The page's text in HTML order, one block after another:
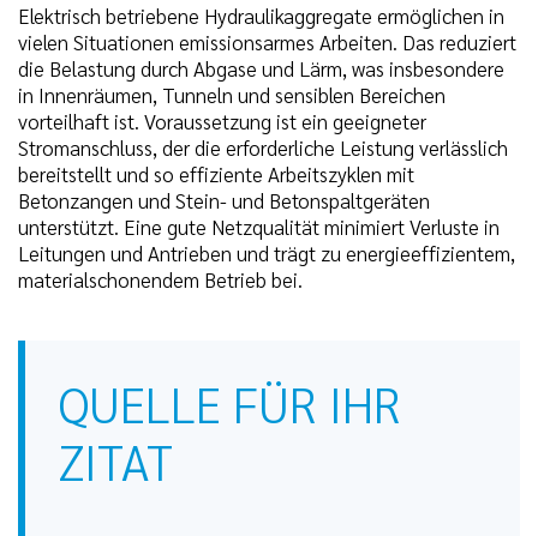
Elektrisch betriebene Hydraulikaggregate ermöglichen in
vielen Situationen emissionsarmes Arbeiten. Das reduziert
die Belastung durch Abgase und Lärm, was insbesondere
in Innenräumen, Tunneln und sensiblen Bereichen
vorteilhaft ist. Voraussetzung ist ein geeigneter
Stromanschluss, der die erforderliche Leistung verlässlich
bereitstellt und so effiziente Arbeitszyklen mit
Betonzangen und Stein- und Betonspaltgeräten
unterstützt. Eine gute Netzqualität minimiert Verluste in
Leitungen und Antrieben und trägt zu energieeffizientem,
materialschonendem Betrieb bei.
QUELLE FÜR IHR
ZITAT